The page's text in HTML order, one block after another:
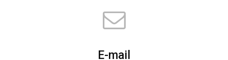
E-mail